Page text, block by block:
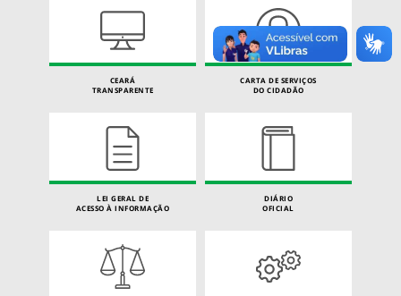
CEARÁ
TRANSPARENTE
CARTA DE SERVIÇOS
DO CIDADÃO
LEI GERAL DE
ACESSO À INFORMAÇÃO
DIÁRIO
OFICIAL